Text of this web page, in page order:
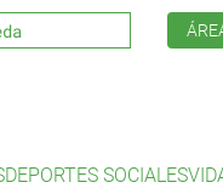
DEPORTES SOCIALES